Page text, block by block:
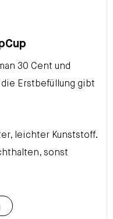
30 Cent und
die Erstbefüllung gibt
leichter Kunststoff.
sonst